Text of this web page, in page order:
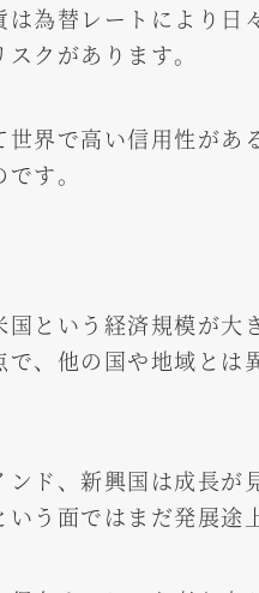
は為替レートにより
クがあります。
世界で高い信用性があ
す。
国という経済規模が大
で、他の国や地域と
ンド、新興国は成長が
う面ではまだ発展途